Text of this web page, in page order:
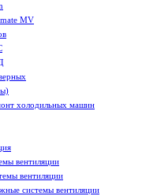
MV
холодильных машин
вентиляции
вентиляции
системы вентиляции